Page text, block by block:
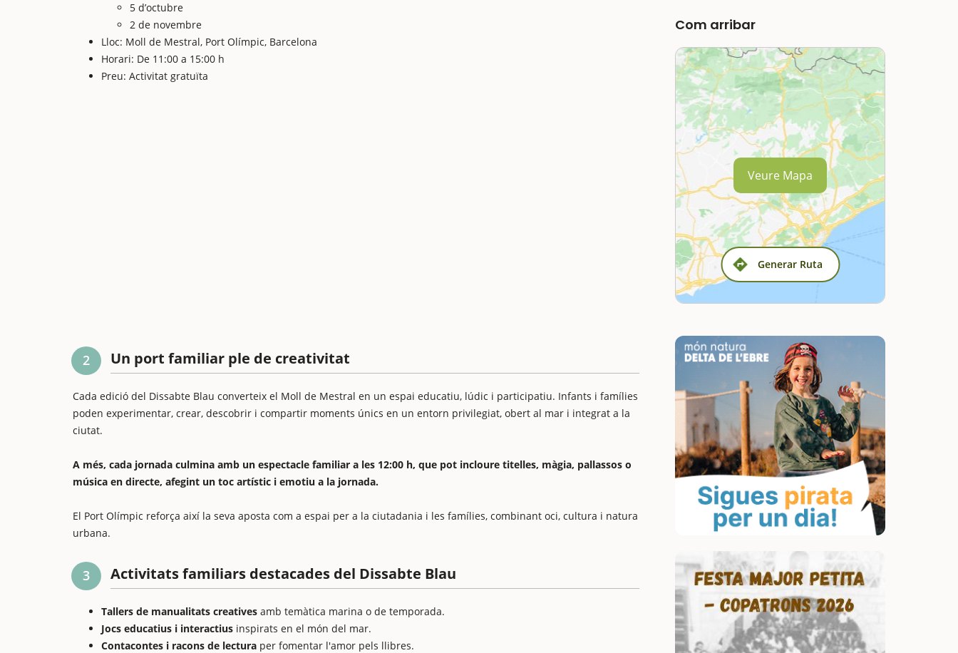
5 d’octubre
2 de novembre
Lloc: Moll de Mestral, Port Olímpic, Barcelona
Horari: De 11:00 a 15:00 h
Preu: Activitat gratuïta
2 Un port familiar ple de creativitat
Cada edició del Dissabte Blau converteix el Moll de Mestral en un espai educatiu, lúdic i participatiu. Infants i famílies
poden experimentar, crear, descobrir i compartir moments únics en un entorn privilegiat, obert al mar i integrat a la
ciutat.
A més, cada jornada culmina amb un espectacle familiar a les 12:00 h, que pot incloure titelles, màgia, pallassos o
música en directe, afegint un toc artístic i emotiu a la jornada.
El Port Olímpic reforça així la seva aposta com a espai per a la ciutadania i les famílies, combinant oci, cultura i natura
urbana.
3 Activitats familiars destacades del Dissabte Blau
Tallers de manualitats creatives amb temàtica marina o de temporada.
Jocs educatius i interactius inspirats en el món del mar.
Contacontes i racons de lectura per fomentar l'amor pels llibres.
Com arribar
Generar Ruta
Veure Mapa